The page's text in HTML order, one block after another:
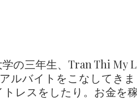
の三年生、Tran Thi My
ルバイトをこなしてき
レスをしたり。お金を